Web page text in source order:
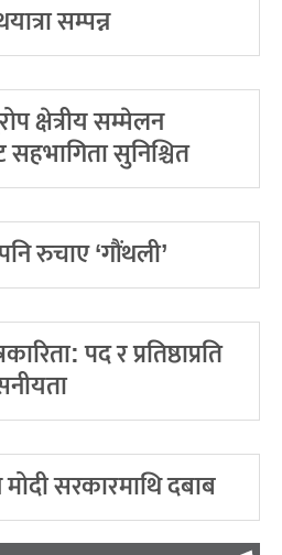
सम्पन्न
क्षेत्रीय सम्मेलन
सुनिश्चित
रुचाए ‘गौंथली’
पद र प्रतिष्ठाप्रति
सरकारमाथि दबाब